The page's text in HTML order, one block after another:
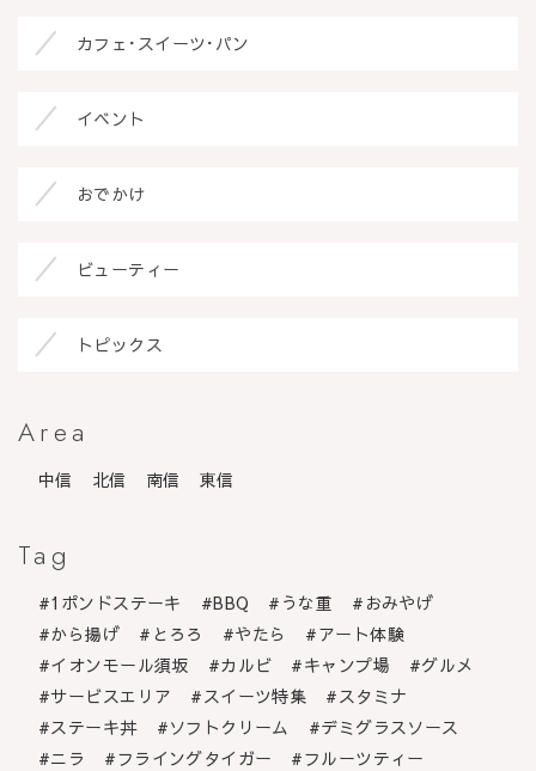
カフェ･スイーツ･パン
イベント
おでかけ
ビューティー
トピックス
Area
中信 北信 南信 東信
Tag
1ポンドステーキ BBQ うな重
おみやげ
から揚げ
とろろ やたら
アート体験
イオンモール須坂
カルビ キャンプ場
グルメ
サービスエリア
スイーツ特集
スタミナ
ステーキ丼
ソフトクリーム
デミグラスソース
ニラ
フライングタイガー フルーツティー